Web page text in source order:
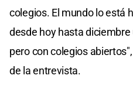
colegios. El mundo lo está
desde hoy hasta
pero con colegios
de la entrevista.